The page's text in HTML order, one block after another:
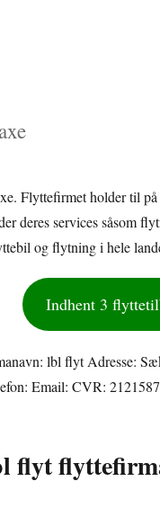
Flyttefirmet holder til
deres services såsom
og flytning i hele
Indhent 3
lbl flyt Adresse:
Email: CVR:
flyt